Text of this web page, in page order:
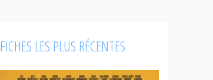
FICHES LES PLUS RÉCENTES